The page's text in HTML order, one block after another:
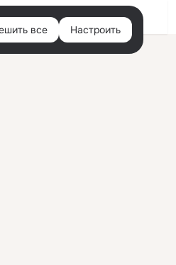
Войти
все Настроить